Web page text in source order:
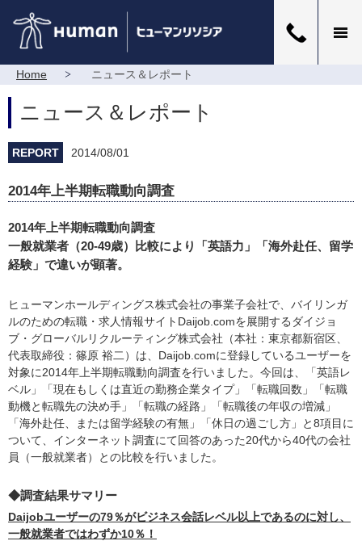
Home ニュース＆レポート
ニュース＆レポート
REPORT 2014/08/01
2014年上半期転職動向調査
2014年上半期転職動向調査
一般就業者（20-49歳）比較により「英語力」「海外赴任、留学
経験」で違いが顕著。
ヒューマンホールディングス株式会社の事業子会社で、バイリンガ
ルのための転職・求人情報サイトDaijob.comを展開するダイジョ
ブ・グローバルリクルーティング株式会社（本社：東京都新宿区、
代表取締役：篠原 裕二）は、Daijob.comに登録しているユーザーを
対象に2014年上半期転職動向調査を行いました。今回は、「英語レ
ベル」「現在もしくは直近の勤務企業タイプ」「転職回数」「転職
動機と転職先の決め手」「転職の経路」「転職後の年収の増減」
「海外赴任、または留学経験の有無」「休日の過ごし方」と8項目に
ついて、インターネット調査にて回答のあった20代から40代の会社
員（一般就業者）との比較を行いました。
◆調査結果サマリー
Daijobユーザーの79％がビジネス会話レベル以上であるのに対し、
一般就業者ではわずか10％！